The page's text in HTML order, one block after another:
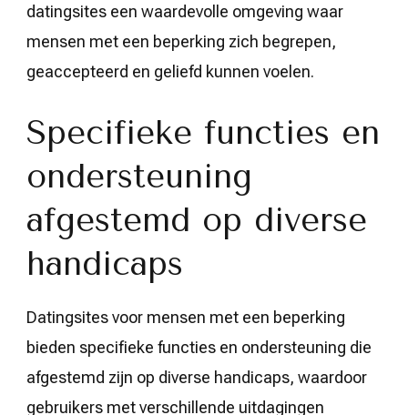
datingsites een waardevolle omgeving waar
mensen met een beperking zich begrepen,
geaccepteerd en geliefd kunnen voelen.
Specifieke functies en
ondersteuning
afgestemd op diverse
handicaps
Datingsites voor mensen met een beperking
bieden specifieke functies en ondersteuning die
afgestemd zijn op diverse handicaps, waardoor
gebruikers met verschillende uitdagingen